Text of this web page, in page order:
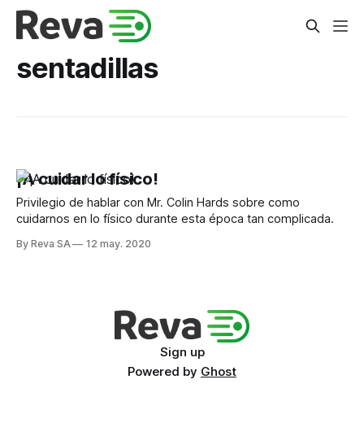
sentadillas
¡A cuidar lo físico!
Privilegio de hablar con Mr. Colin Hards sobre como
cuidarnos en lo físico durante esta época tan complicada.
By Reva SA 12 may. 2020
Sign up
Powered by Ghost